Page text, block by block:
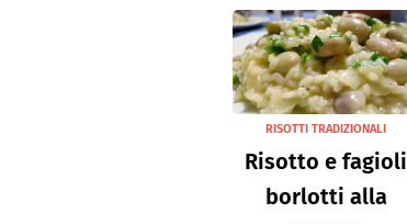
RISOTTI TRADIZIONALI
Risotto e fagioli
borlotti alla